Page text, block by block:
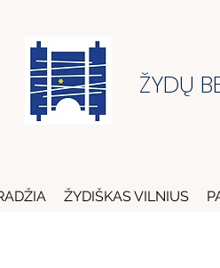
ŽYDŲ
ŽYDIŠKAS VILNIUS